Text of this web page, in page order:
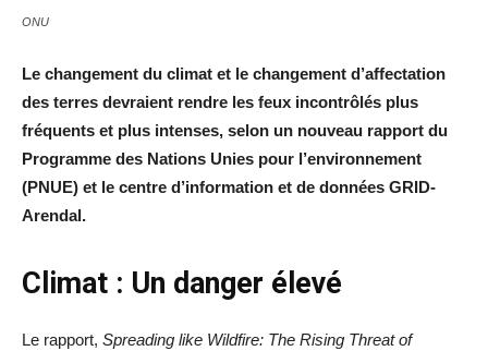
ONU
Le changement du climat et le changement d’affectation
des terres devraient rendre les feux incontrôlés plus
fréquents et plus intenses, selon un nouveau rapport du
Programme des Nations Unies pour l’environnement
(PNUE) et le centre d’information et de données GRID-
Arendal.
Climat : Un danger élevé
Le rapport, Spreading like Wildfire: The Rising Threat of